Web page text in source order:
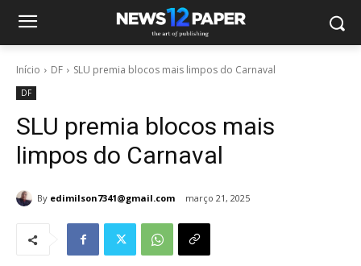
Início DF SLU premia blocos mais limpos do Carnaval
DF
SLU premia blocos mais
limpos do Carnaval
By edimilson7341@gmail.com março 21, 2025